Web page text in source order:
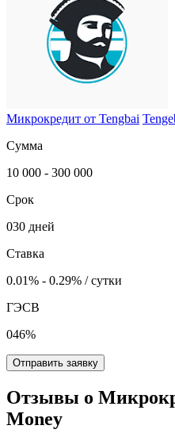
Микрокредит от Tengbai
Сумма
10 000 - 300 000
Срок
030 дней
Ставка
0.01% - 0.29% / сутки
ГЭСВ
046%
Отправить заявку
Отзывы о
Money